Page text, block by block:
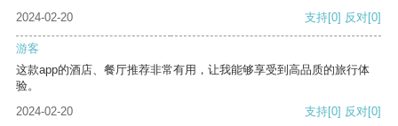
2024-02-20
支持[0] 反对[0]
游客
这款app的酒店、餐厅推荐非常有用，让我能够享受到高品质的旅行体
验。
2024-02-20
支持[0] 反对[0]